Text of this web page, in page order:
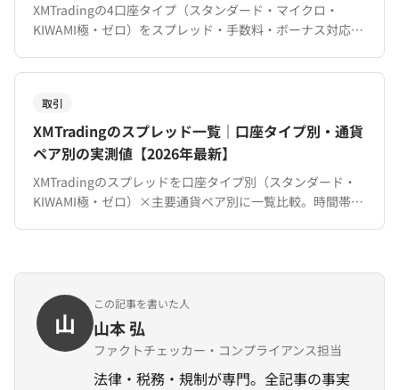
XMTradingの4口座タイプ（スタンダード・マイクロ・
KIWAMI極・ゼロ）をスプレッド・手数料・ボーナス対応で
取引
XMTradingのスプレッド一覧｜口座タイプ別・通貨
ペア別の実測値【2026年最新】
XMTradingのスプレッドを口座タイプ別（スタンダード・
KIWAMI極・ゼロ）×主要通貨ペア別に一覧比較。時間帯に
山
この記事を書いた人
山本 弘
ファクトチェッカー・コンプライアンス担当
法律・税務・規制が専門。全記事の事実